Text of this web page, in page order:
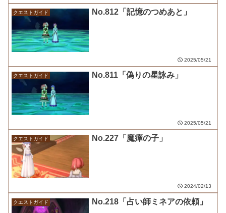
クエストガイド No.812「記憶のつめあと」
2025/05/21
クエストガイド No.811「偽りの星詠み」
2025/05/21
クエストガイド No.227「魔瘴の子」
2024/02/13
クエストガイド No.218「占い師ミネアの依頼」